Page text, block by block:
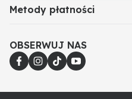
Metody płatności
OBSERWUJ NAS